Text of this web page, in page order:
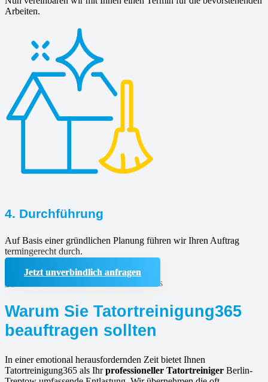
Arbeiten.
4. Durchführung
Auf Basis einer gründlichen Planung führen wir Ihren Auftrag
termingerecht durch.
Jetzt unverbindlich anfragen
Warum Sie Tatortreinigung365
beauftragen sollten
In einer emotional herausfordernden Zeit bietet Ihnen
Tatortreinigung365 als Ihrprofessioneller Tatortreiniger Berlin-